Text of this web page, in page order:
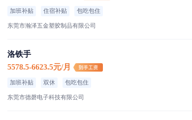
加班补贴 住宿补贴 包吃包住
东莞市瀚泽五金塑胶制品有限公司
洛铁手
5578.5-6623.5元/月
加班补贴 双休 包吃包住
东莞市德磬电子科技有限公司